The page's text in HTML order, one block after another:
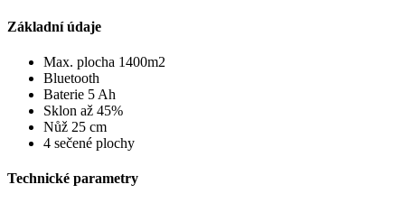
Základní údaje
Max. plocha 1400m2
Bluetooth
Baterie 5 Ah
Sklon až 45%
Nůž 25 cm
4 sečené plochy
Technické parametry